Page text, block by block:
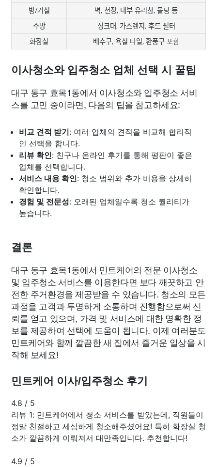
방/거실
벽, 천장, 내부 유리창, 몰딩 등
주방
싱크대, 가스렌지, 후드 필터
화장실
배수구, 욕실 타일, 환풍구 포함
이사청소와 입주청소 업체 선택 시 꿀팁
대구 동구 효목1동에서 이사청소와 입주청소 서비
스를 고민 중이라면, 다음의 팁을 참고하세요:
비교 견적 받기: 여러 업체의 견적을 비교해 합리적
인 선택을 합니다.
리뷰 확인: 친구나 온라인 후기를 통해 평판이 좋은
업체를 선택합니다.
서비스 내용 확인: 청소 범위와 추가 비용을 상세히
확인합니다.
경험 및 전문성: 오래된 업체일수록 청소 퀄리티가
높습니다.
결론
대구 동구 효목1동에서 민트케어의 전문 이사청소
및 입주청소 서비스를 이용한다면 보다 깨끗하고 안
전한 주거환경을 제공받을 수 있습니다. 청소의 모든
과정을 고객과 투명하게 소통하며 진행함으로써 신
뢰를 얻고 있으며, 가격 및 서비스에 대한 명확한 정
보를 제공하여 선택에 도움이 됩니다. 이제 여러분도
민트케어와 함께 깔끔한 새 집에서 즐거운 일상을 시
작해 보세요!
민트케어 이사/입주청소 후기
4.8 / 5
리뷰 1: 민트케어에서 청소 서비스를 받았는데, 직원들이
정말 친절하고 세심하게 청소해주셨어요! 특히 화장실 청
소가 깔끔하게 이뤄져서 대만족입니다. 추천합니다!
4.9 / 5